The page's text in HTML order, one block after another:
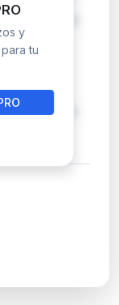
no
texto
miembros.
y
tu